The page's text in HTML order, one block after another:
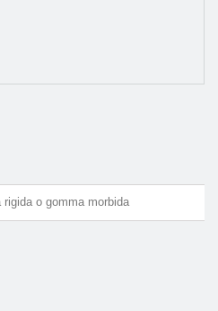
rigida o gomma morbida